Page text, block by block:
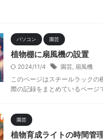
パソコン 園芸
植物棚に扇風機の設置
2024/11/4 園芸 扇風機
このページはスチールラック
際の記録をまとめているページ
園芸
植物育成ライトの時間管